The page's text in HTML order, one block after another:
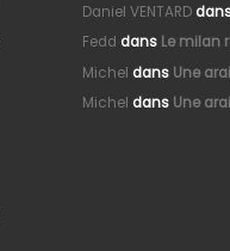
Daniel VENTARD
Fedd dans Le milan
Michel dans Une
Michel dans Une